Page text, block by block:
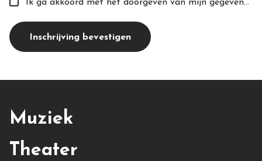
Ik ga akkoord met het doorgeven van mijn gegevens aan de toekomstige docent(e).
Inschrijving bevestigen
Muziek
Theater